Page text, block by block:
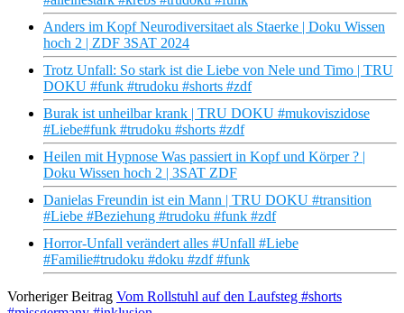
Anders im Kopf Neurodiversitaet als Staerke | Doku Wissen
hoch 2 | ZDF 3SAT 2024
Trotz Unfall: So stark ist die Liebe von Nele und Timo | TRU
DOKU #funk #trudoku #shorts #zdf
Burak ist unheilbar krank | TRU DOKU #mukoviszidose
#Liebe#funk #trudoku #shorts #zdf
Heilen mit Hypnose Was passiert in Kopf und Körper ? |
Doku Wissen hoch 2 | 3SAT ZDF
Danielas Freundin ist ein Mann | TRU DOKU #transition
#Liebe #Beziehung #trudoku #funk #zdf
Horror-Unfall verändert alles #Unfall #Liebe
#Familie#trudoku #doku #zdf #funk
Vorheriger Beitrag Vom Rollstuhl auf den Laufsteg #shorts